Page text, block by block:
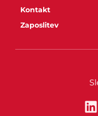
Kontakt
Zaposlitev